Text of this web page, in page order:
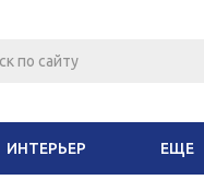
ИНТЕРЬЕР ЕЩЕ